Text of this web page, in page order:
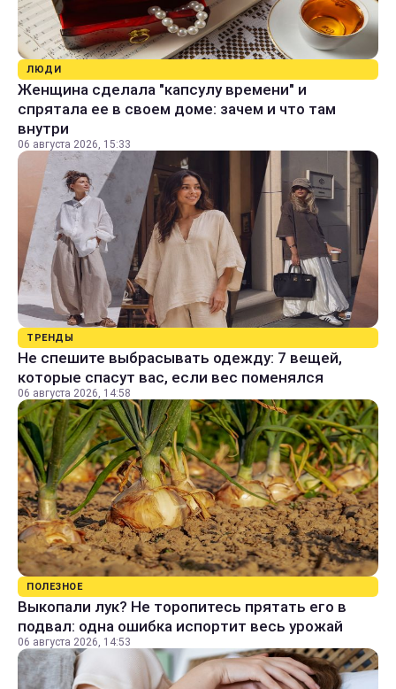
ЛЮДИ
Женщина сделала "капсулу времени" и
спрятала ее в своем доме: зачем и что там
внутри
06 августа 2026, 15:33
ТРЕНДЫ
Не спешите выбрасывать одежду: 7 вещей,
которые спасут вас, если вес поменялся
06 августа 2026, 14:58
ПОЛЕЗНОЕ
Выкопали лук? Не торопитесь прятать его в
подвал: одна ошибка испортит весь урожай
06 августа 2026, 14:53